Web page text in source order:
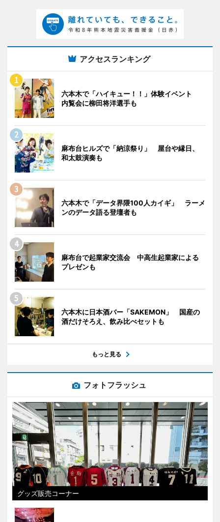
アクセスランキング
六本木で「ハイキュー！！」体験イベント
内覧会に柳田将洋選手も
麻布台ヒルズで「納涼祭り」 屋台や縁日、
和太鼓演奏も
六本木で「データ界隈100人カイギ」 ラーメ
ンのデータ語る登壇者も
麻布台で起業家交流会 中高生起業家による
プレゼンも
六本木に日本酒バー「SAKEMON」 国産の
酒だけそろえ、飲み比べセットも
もっと見る
フォトフラッシュ
グッズ販売コーナー